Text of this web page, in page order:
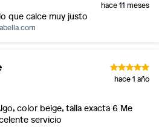
hace 11 meses
que calce muy justo
hace 1 año
color beige, talla exacta 6 Me
servicio